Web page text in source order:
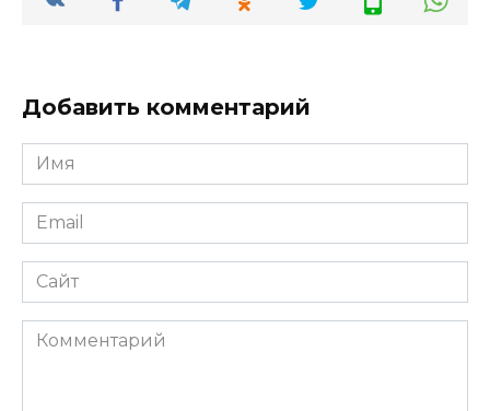
Добавить комментарий
Имя
*
Email
*
Сайт
Комментарий